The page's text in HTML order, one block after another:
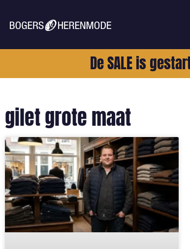
De SALE is
gilet grote maat